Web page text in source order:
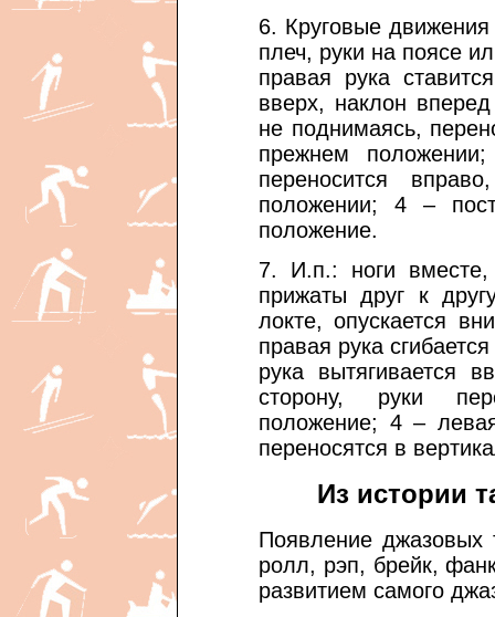
6. Круговые
плеч, руки на поясе
правая рука
вверх, наклон
не поднимаясь,
прежнем
переносится
положении; 4 –
положение.
7. И.п.: ноги
прижаты друг к
локте, опускается
правая рука
рука вытягивается
сторону, руки
положение; 4 –
переносятся в
Из истории
Появление джазовых
ролл, рэп, брейк,
развитием самого